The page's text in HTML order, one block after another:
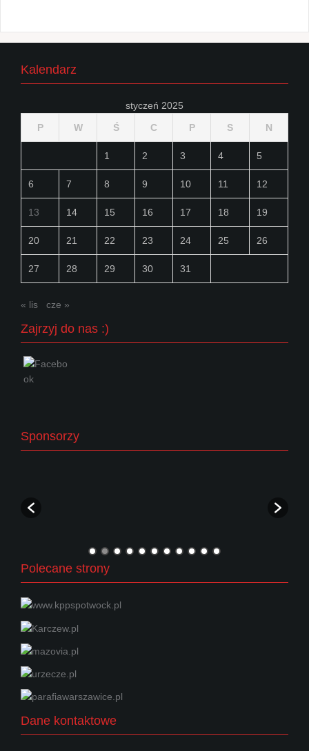
Kalendarz
styczeń 2025
P
W Ś C P S N
1 2 3 4 5
6 7 8 9 10 11 12
13 14 15 16 17 18 19
20 21 22 23 24 25 26
27 28 29 30 31
« lis cze »
Zajrzyj do nas :)
Sponsorzy
Polecane strony
Dane kontaktowe